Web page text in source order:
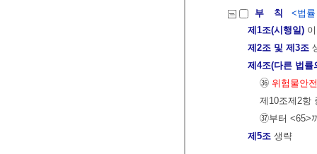
부 칙
<법
제1조(시행일)
제2조 및 제3조
제4조(다른 법률
㊱ 위험물안
제10조제2항
㊲부터 <65>
제5조 생략